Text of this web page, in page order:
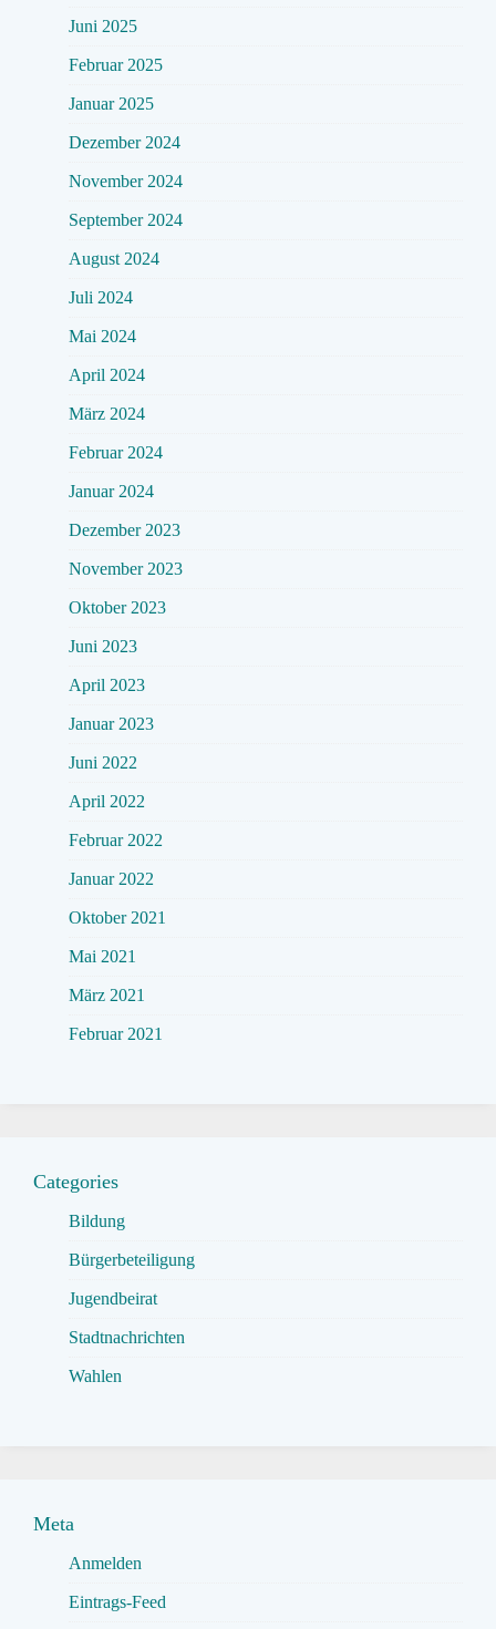
Juni 2025
Februar 2025
Januar 2025
Dezember 2024
November 2024
September 2024
August 2024
Juli 2024
Mai 2024
April 2024
März 2024
Februar 2024
Januar 2024
Dezember 2023
November 2023
Oktober 2023
Juni 2023
April 2023
Januar 2023
Juni 2022
April 2022
Februar 2022
Januar 2022
Oktober 2021
Mai 2021
März 2021
Februar 2021
Categories
Bildung
Bürgerbeteiligung
Jugendbeirat
Stadtnachrichten
Wahlen
Meta
Anmelden
Eintrags-Feed